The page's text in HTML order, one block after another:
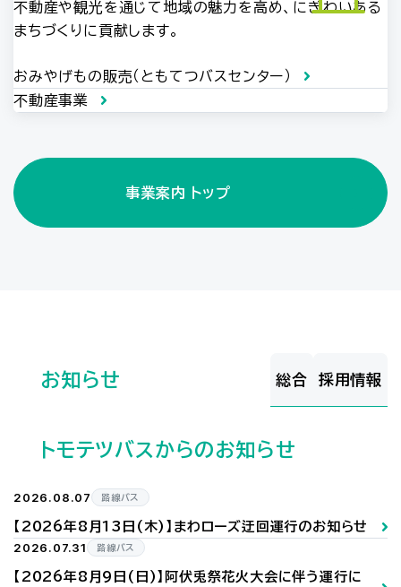
不動産や観光を通じて地域の魅力を高め、にぎわいある
まちづくりに貢献します。
おみやげもの販売（ともてつバスセンター）
不動産事業
事業案内 トップ
お知らせ 総合 採用情報
トモテツバスからのお知らせ
2026.08.07 路線バス
【2026年8月13日(木)】まわローズ迂回運行のお知らせ
2026.07.31 路線バス
【2026年8月9日(日)】阿伏兎祭花火大会に伴う運行に